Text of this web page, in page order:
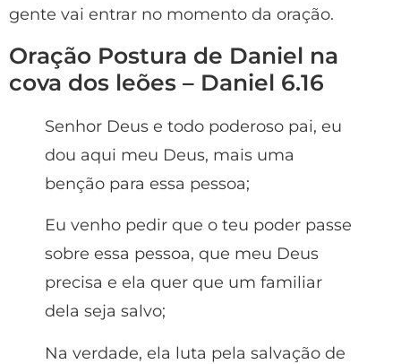
gente vai entrar no momento da oração.
Oração Postura de Daniel na
cova dos leões – Daniel 6.16
Senhor Deus e todo poderoso pai, eu
dou aqui meu Deus, mais uma
benção para essa pessoa;
Eu venho pedir que o teu poder passe
sobre essa pessoa, que meu Deus
precisa e ela quer que um familiar
dela seja salvo;
Na verdade, ela luta pela salvação de